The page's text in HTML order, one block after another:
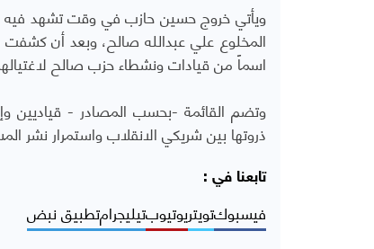
ويأتي خروج حسين حازب في وقت تشهد فيه
المخلوع علي عبدالله صالح، وبعد أن
اسماً من قيادات ونشطاء حزب صالح
وتضم القائمة -بحسب المصادر - قياديين
ذروتها بين شريكي الانقلاب واستمرار نشر
تابعنا في :
فيسبوكتويتريوتيوبتيليجرامتطبيق نبض